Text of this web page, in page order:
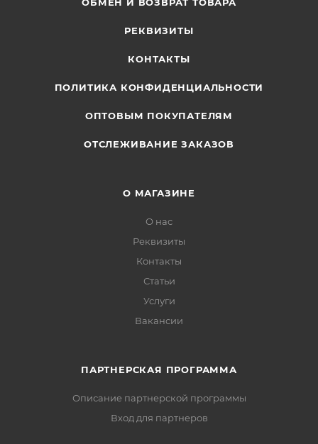
ОБМЕН И ВОЗВРАТ ТОВАРА
РЕКВИЗИТЫ
КОНТАКТЫ
ПОЛИТИКА КОНФИДЕНЦИАЛЬНОСТИ
ОПТОВЫМ ПОКУПАТЕЛЯМ
ОТСЛЕЖИВАНИЕ ЗАКАЗОВ
О МАГАЗИНЕ
О нас
Реквизиты
Контакты
Статьи
Услуги
Вакансии
ПАРТНЕРСКАЯ ПРОГРАММА
Описание партнерской программы
Вход для партнеров